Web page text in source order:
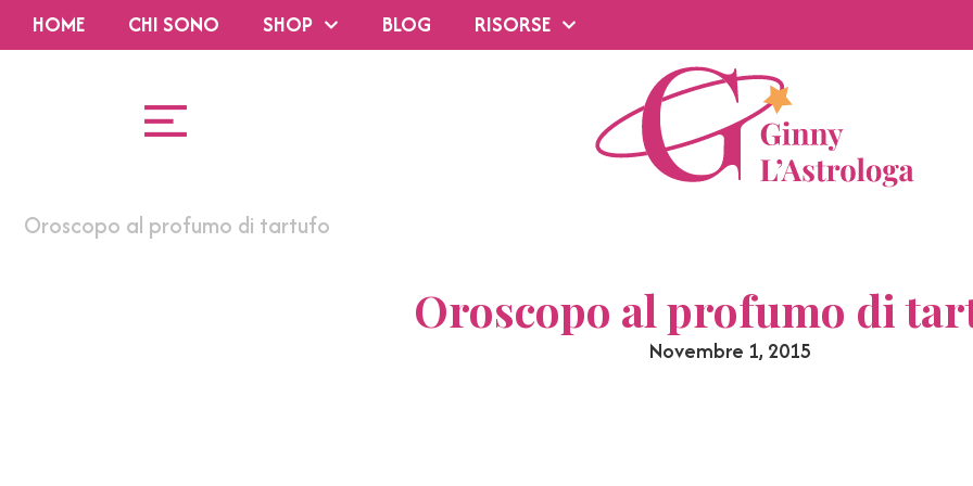
HOME CHI SONO SHOP BLOG RISORSE
Oroscopo al profumo di tartufo
Oroscopo al profumo di
Novembre 1, 2015